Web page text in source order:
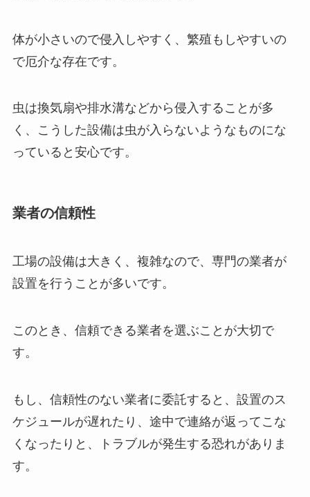
体が小さいので侵入しやすく、繁殖もしやすいの
で厄介な存在です。
虫は換気扇や排水溝などから侵入することが多
く、こうした設備は虫が入らないようなものにな
っていると安心です。
業者の信頼性
工場の設備は大きく、複雑なので、専門の業者が
設置を行うことが多いです。
このとき、信頼できる業者を選ぶことが大切で
す。
もし、信頼性のない業者に委託すると、設置のス
ケジュールが遅れたり、途中で連絡が返ってこな
くなったりと、トラブルが発生する恐れがありま
す。